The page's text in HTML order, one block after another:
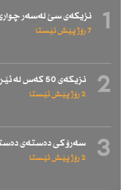
1 نزیكەی سێ لەسەر
7 رۆژ پێش ئێستا
2 نزیكەی 50 كەس لە ئێران لە سێدارە دراون
2 رۆژ پێش ئێستا
3 سەرۆكی دەستەی
2 رۆژ پێش ئێستا